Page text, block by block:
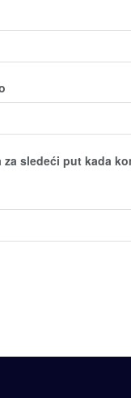
sledeći put kada